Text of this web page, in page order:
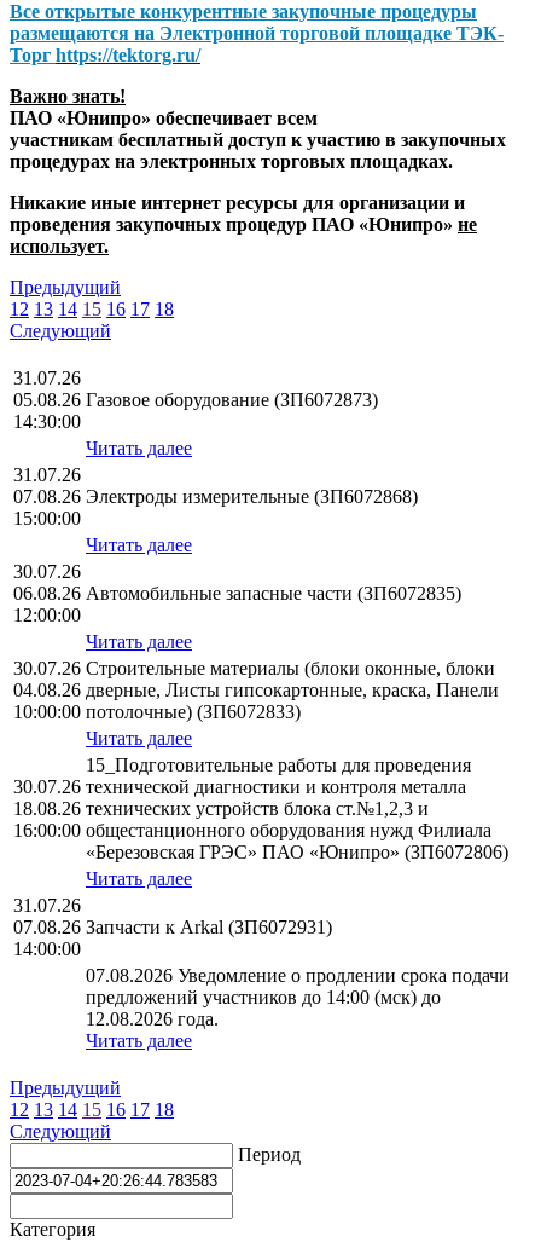
Все открытые конкурентные закупочные процедуры
размещаются на Электронной торговой площадке ТЭК-
Торг https://tektorg.ru/
Важно знать!
ПАО «Юнипро» обеспечивает всем
участникам бесплатный доступ к участию в закупочных
процедурах на электронных торговых площадках.
Никакие иные интернет ресурсы для организации и
проведения закупочных процедур ПАО «Юнипро» не
использует.
Предыдущий
12 13 14 15 16 17 18
Следующий
31.07.26
05.08.26
14:30:00
Газовое оборудование (ЗП6072873)
Читать далее
31.07.26
07.08.26
15:00:00
Электроды измерительные (ЗП6072868)
Читать далее
30.07.26
06.08.26
12:00:00
Автомобильные запасные части (ЗП6072835)
Читать далее
30.07.26
04.08.26
10:00:00
Строительные материалы (блоки оконные, блоки
дверные, Листы гипсокартонные, краска, Панели
потолочные) (ЗП6072833)
Читать далее
30.07.26
18.08.26
16:00:00
15_Подготовительные работы для проведения
технической диагностики и контроля металла
технических устройств блока ст.№1,2,3 и
общестанционного оборудования нужд Филиала
«Березовская ГРЭС» ПАО «Юнипро» (ЗП6072806)
Читать далее
31.07.26
07.08.26
14:00:00
Запчасти к Arkal (ЗП6072931)
07.08.2026 Уведомление о продлении срока подачи
предложений участников до 14:00 (мск) до
12.08.2026 года.
Читать далее
Предыдущий
12 13 14 15 16 17 18
Следующий
Период
Категория